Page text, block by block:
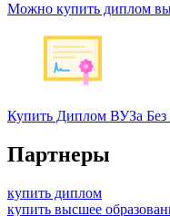
Можно купить диплом
Купить Диплом ВУЗа
Партнеры
купить диплом
купить высшее